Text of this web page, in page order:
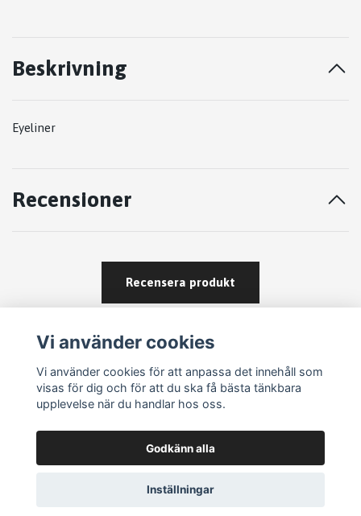
Beskrivning
Eyeliner
Recensioner
Recensera produkt
Om köp och returer
Vi använder cookies
Vi använder cookies för att anpassa det innehåll som
visas för dig och för att du ska få bästa tänkbara
upplevelse när du handlar hos oss.
Godkänn alla
Inställningar